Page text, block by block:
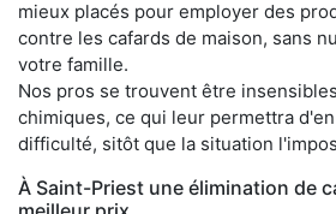
mieux placés pour employer des
contre les cafards de maison, sans
votre famille.
Nos pros se trouvent être
chimiques, ce qui leur permettra
difficulté, sitôt que la situation
À Saint-Priest une élimination de